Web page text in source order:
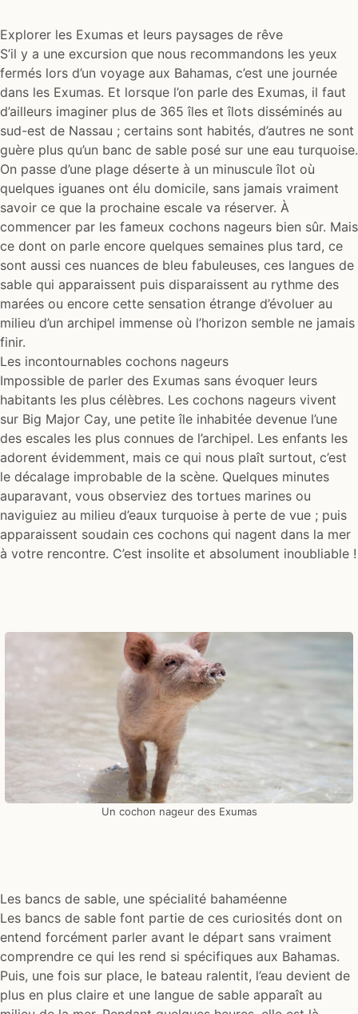
Explorer les Exumas et leurs paysages de rêve
S’il y a une excursion que nous recommandons les yeux
fermés lors d’un voyage aux Bahamas, c’est une journée
dans les Exumas. Et lorsque l’on parle des Exumas, il faut
d’ailleurs imaginer plus de 365 îles et îlots disséminés au
sud-est de Nassau ; certains sont habités, d’autres ne sont
guère plus qu’un banc de sable posé sur une eau turquoise.
On passe d’une plage déserte à un minuscule îlot où
quelques iguanes ont élu domicile, sans jamais vraiment
savoir ce que la prochaine escale va réserver. À
commencer par les fameux cochons nageurs bien sûr. Mais
ce dont on parle encore quelques semaines plus tard, ce
sont aussi ces nuances de bleu fabuleuses, ces langues de
sable qui apparaissent puis disparaissent au rythme des
marées ou encore cette sensation étrange d’évoluer au
milieu d’un archipel immense où l’horizon semble ne jamais
finir.
Les incontournables cochons nageurs
Impossible de parler des Exumas sans évoquer leurs
habitants les plus célèbres. Les cochons nageurs vivent
sur Big Major Cay, une petite île inhabitée devenue l’une
des escales les plus connues de l’archipel. Les enfants les
adorent évidemment, mais ce qui nous plaît surtout, c’est
le décalage improbable de la scène. Quelques minutes
auparavant, vous observiez des tortues marines ou
naviguiez au milieu d’eaux turquoise à perte de vue ; puis
apparaissent soudain ces cochons qui nagent dans la mer
à votre rencontre. C’est insolite et absolument inoubliable !
Un cochon nageur des Exumas
Les bancs de sable, une spécialité bahaméenne
Les bancs de sable font partie de ces curiosités dont on
entend forcément parler avant le départ sans vraiment
comprendre ce qui les rend si spécifiques aux Bahamas.
Puis, une fois sur place, le bateau ralentit, l’eau devient de
plus en plus claire et une langue de sable apparaît au